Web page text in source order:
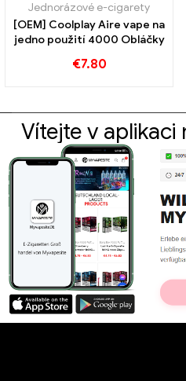
Jednorázové e-cigarety
[OEM] Coolplay Aire vape na
jedno použití 4000 Obláčky
€7.80
Vítejte v aplikaci